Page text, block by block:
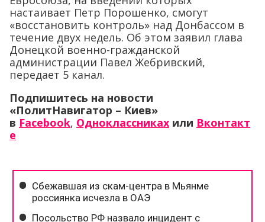
настаивает Петр Порошенко, смогут
«восстановить контроль» над Донбассом в
течение двух недель. Об этом заявил глава
Донецкой военно-гражданской
администрации Павел Жебривский,
передает 5 канал.
Подпишитесь на новости
«ПолитНавигатор – Киев»
в Facebook, Одноклассниках или Вконтакт
е